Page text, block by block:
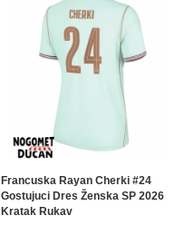
Francuska Rayan Cherki #24
Gostujuci Dres Ženska SP 2026
Kratak Rukav